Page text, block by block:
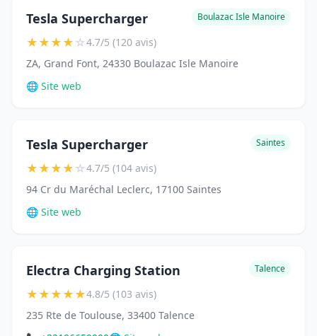
Tesla Supercharger Boulazac Isle Manoire
★★★★☆4.7/5 (120 avis)
ZA, Grand Font, 24330 Boulazac Isle Manoire
🌐 Site web
Tesla Supercharger Saintes
★★★★☆4.7/5 (104 avis)
94 Cr du Maréchal Leclerc, 17100 Saintes
🌐 Site web
Electra Charging Station Talence
★★★★★4.8/5 (103 avis)
235 Rte de Toulouse, 33400 Talence